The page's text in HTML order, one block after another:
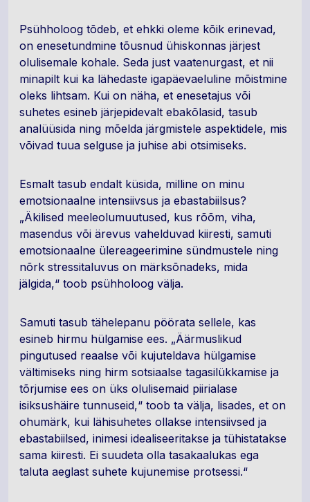
Psühholoog tõdeb, et ehkki oleme kõik erinevad,
on enesetundmine tõusnud ühiskonnas järjest
olulisemale kohale. Seda just vaatenurgast, et nii
minapilt kui ka lähedaste igapäevaeluline mõistmine
oleks lihtsam. Kui on näha, et enesetajus või
suhetes esineb järjepidevalt ebakõlasid, tasub
analüüsida ning mõelda järgmistele aspektidele, mis
võivad tuua selguse ja juhise abi otsimiseks.
Esmalt tasub endalt küsida, milline on minu
emotsionaalne intensiivsus ja ebastabiilsus?
„Äkilised meeleolumuutused, kus rõõm, viha,
masendus või ärevus vahelduvad kiiresti, samuti
emotsionaalne ülereageerimine sündmustele ning
nõrk stressitaluvus on märksõnadeks, mida
jälgida,“ toob psühholoog välja.
Samuti tasub tähelepanu pöörata sellele, kas
esineb hirmu hülgamise ees. „Äärmuslikud
pingutused reaalse või kujuteldava hülgamise
vältimiseks ning hirm sotsiaalse tagasilükkamise ja
tõrjumise ees on üks olulisemaid piirialase
isiksushäire tunnuseid,“ toob ta välja, lisades, et on
ohumärk, kui lähisuhetes ollakse intensiivsed ja
ebastabiilsed, inimesi idealiseeritakse ja tühistatakse
sama kiiresti. Ei suudeta olla tasakaalukas ega
taluta aeglast suhete kujunemise protsessi.“